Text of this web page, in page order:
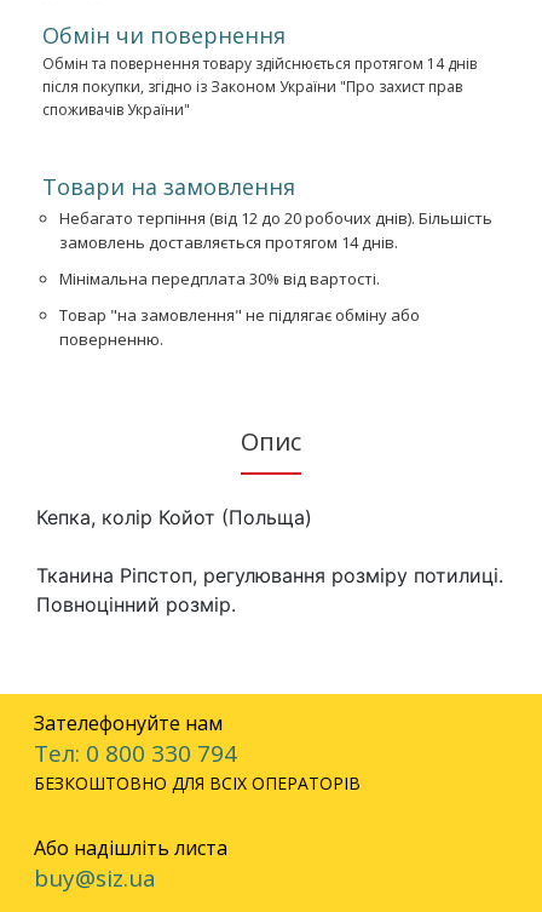
Обмін чи повернення
Обмін та повернення товару здійснюється протягом 14 днів
після покупки, згідно із Законом України "Про захист прав
споживачів України"
Товари на замовлення
Небагато терпіння (від 12 до 20 робочих днів). Більшість
замовлень доставляється протягом 14 днів.
Мінімальна передплата 30% від вартості.
Товар "на замовлення" не підлягає обміну або
поверненню.
Опис
Кепка, колір Койот (Польща)
Тканина Ріпстоп, регулювання розміру потилиці.
Повноцінний розмір.
Зателефонуйте нам
Тел: 0 800 330 794
БЕЗКОШТОВНО ДЛЯ ВСІХ ОПЕРАТОРІВ
Або надішліть листа
buy@siz.ua